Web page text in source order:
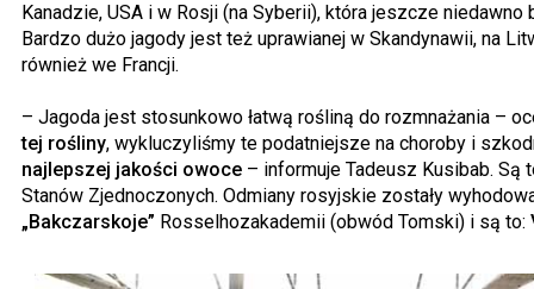
Kanadzie, USA i w Rosji (na Syberii), która jeszcze
Bardzo dużo jagody jest też uprawianej w Skandynawii, na
również we Francji.
– Jagoda jest stosunkowo łatwą rośliną do rozmnażania –
tej rośliny, wykluczyliśmy te podatniejsze na choroby i
najlepszej jakości owoce – informuje Tadeusz Kusibab. Są
Stanów Zjednoczonych. Odmiany rosyjskie zostały
„Bakczarskoje” Rosselhozakademii (obwód Tomski) i są to: